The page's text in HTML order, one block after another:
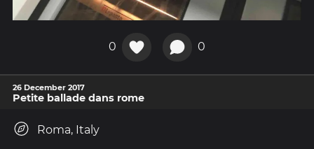
0 0
26 December 2017
Petite ballade dans rome
Roma, Italy